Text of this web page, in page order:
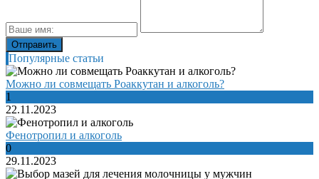
Популярные статьи
Можно ли совмещать Роаккутан и алкоголь?
1
22.11.2023
Фенотропил и алкоголь
0
29.11.2023